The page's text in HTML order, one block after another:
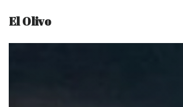
El Olivo